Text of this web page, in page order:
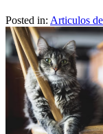
Posted in: Articulos